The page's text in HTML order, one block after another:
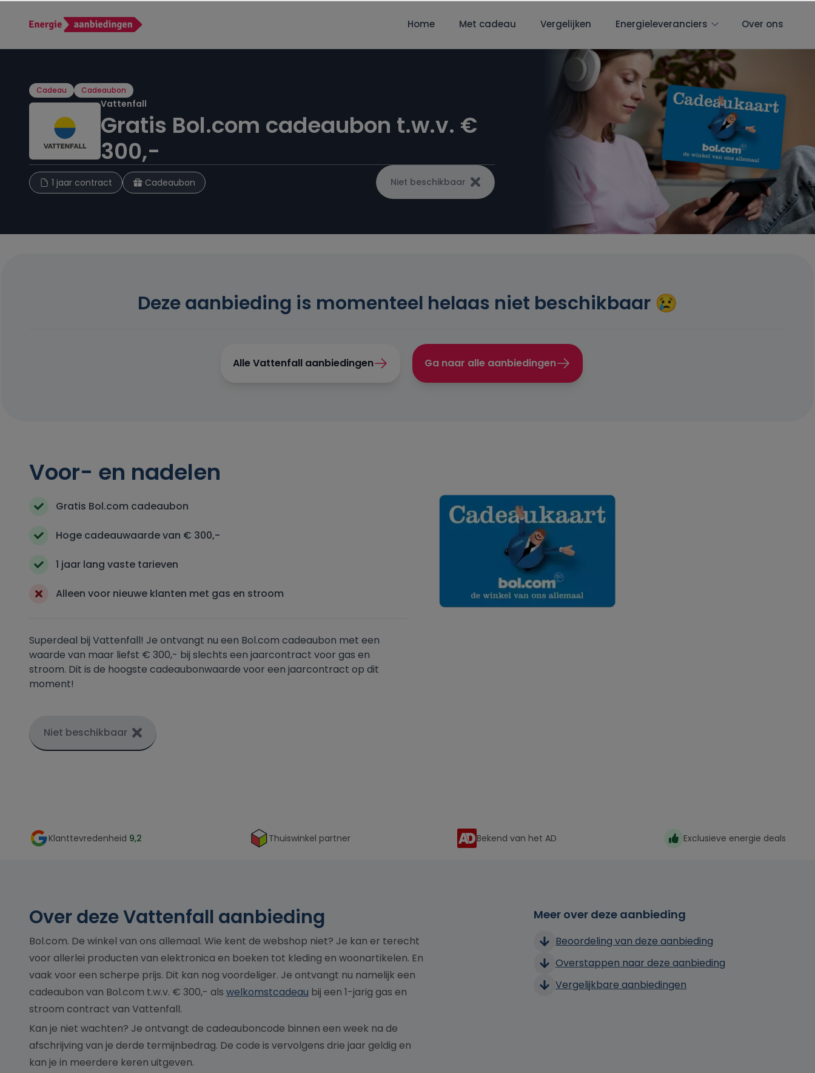
Home Met cadeau Vergelijken Energieleveranciers Over ons
Cadeau Cadeaubon
Vattenfall
Gratis Bol.com cadeaubon t.w.v. €
300,-
1 jaar contract Cadeaubon Niet beschikbaar
Deze aanbieding is momenteel helaas niet beschikbaar 😢
Alle Vattenfall aanbiedingen Ga naar alle aanbiedingen
Voor- en nadelen
Gratis Bol.com cadeaubon
Hoge cadeauwaarde van € 300,-
1 jaar lang vaste tarieven
Alleen voor nieuwe klanten met gas en stroom
Superdeal bij Vattenfall! Je ontvangt nu een Bol.com cadeaubon met een
waarde van maar liefst € 300,- bij slechts een jaarcontract voor gas en
stroom. Dit is de hoogste cadeaubonwaarde voor een jaarcontract op dit
moment!
Niet beschikbaar
Klanttevredenheid 9,2 Thuiswinkel partner Bekend van het AD Exclusieve energie deals
Over deze Vattenfall aanbieding
Bol.com. De winkel van ons allemaal. Wie kent de webshop niet? Je kan er terecht
voor allerlei producten van elektronica en boeken tot kleding en woonartikelen. En
vaak voor een scherpe prijs. Dit kan nog voordeliger. Je ontvangt nu namelijk een
cadeaubon van Bol.com t.w.v. € 300,- als welkomstcadeau bij een 1-jarig gas en
stroom contract van Vattenfall.
Kan je niet wachten? Je ontvangt de cadeauboncode binnen een week na de
afschrijving van je derde termijnbedrag. De code is vervolgens drie jaar geldig en
kan je in meerdere keren uitgeven.
Meer over deze aanbieding
Beoordeling van deze aanbieding
Overstappen naar deze aanbieding
Vergelijkbare aanbiedingen